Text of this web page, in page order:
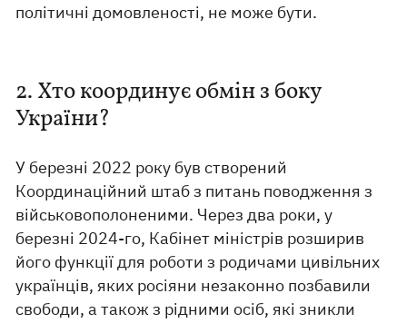
політичні домовленості, не може бути.
2. Хто координує обмін з боку
України?
У березні 2022 року був створений
Координаційний штаб з питань поводження з
військовополоненими. Через два роки, у
березні 2024-го, Кабінет міністрів розширив
його функції для роботи з родичами цивільних
українців, яких росіяни незаконно позбавили
свободи, а також з рідними осіб, які зникли